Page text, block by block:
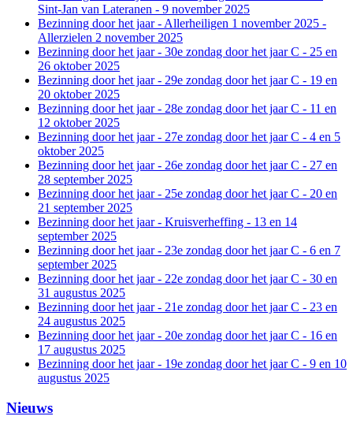
Sint-Jan van Lateranen - 9 november 2025
Bezinning door het jaar - Allerheiligen 1 november 2025 -
Allerzielen 2 november 2025
Bezinning door het jaar - 30e zondag door het jaar C - 25 en
26 oktober 2025
Bezinning door het jaar - 29e zondag door het jaar C - 19 en
20 oktober 2025
Bezinning door het jaar - 28e zondag door het jaar C - 11 en
12 oktober 2025
Bezinning door het jaar - 27e zondag door het jaar C - 4 en 5
oktober 2025
Bezinning door het jaar - 26e zondag door het jaar C - 27 en
28 september 2025
Bezinning door het jaar - 25e zondag door het jaar C - 20 en
21 september 2025
Bezinning door het jaar - Kruisverheffing - 13 en 14
september 2025
Bezinning door het jaar - 23e zondag door het jaar C - 6 en 7
september 2025
Bezinning door het jaar - 22e zondag door het jaar C - 30 en
31 augustus 2025
Bezinning door het jaar - 21e zondag door het jaar C - 23 en
24 augustus 2025
Bezinning door het jaar - 20e zondag door het jaar C - 16 en
17 augustus 2025
Bezinning door het jaar - 19e zondag door het jaar C - 9 en 10
augustus 2025
Nieuws